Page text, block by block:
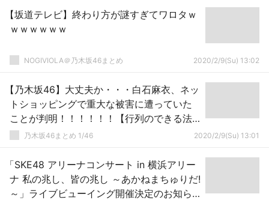
【坂道テレビ】終わり方が謎すぎてワロタｗ
ｗｗｗｗｗｗ
NOGIVIOLA＠乃木坂46まとめ 2020/2/9(Su) 13:02
【乃木坂46】大丈夫か・・・白石麻衣、ネッ
トショッピングで重大な被害に遭っていた
ことが判明！！！！！！【行列のできる法
律相談所】
乃木坂46まとめ 1/46 2020/2/9(Su) 13:01
「SKE48 アリーナコンサート in 横浜アリー
ナ 私の兆し、皆の兆し ～あかねまちゅりだ!
～」ライブビューイング開催決定のお知ら